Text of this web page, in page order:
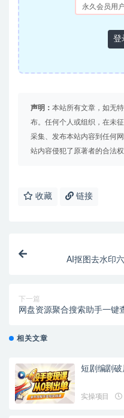
永久会员用
登
声明： 本站所有文章，如无
布。任何个人或组织，在未
采集、发布本站内容到任何
站内容侵犯了原著者的合法
收藏 链接
AI抠图去水印
下一篇
网盘资源聚合搜索助手一键
相关文章
短剧编剧
实操项目